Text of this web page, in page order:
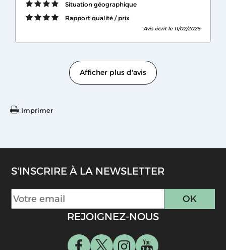
Situation géographique
Rapport qualité / prix
Avis écrit le 11/02/2025
Afficher plus d'avis
Imprimer
S'INSCRIRE À LA NEWSLETTER
REJOIGNEZ-NOUS